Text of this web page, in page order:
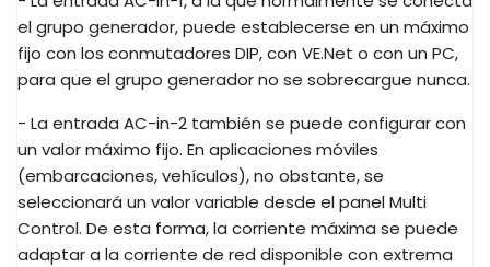
el grupo generador, puede establecerse en un máximo
fijo con los conmutadores DIP, con VE.Net o con un PC,
para que el grupo generador no se sobrecargue nunca.
- La entrada AC-in-2 también se puede configurar con
un valor máximo fijo. En aplicaciones móviles
(embarcaciones, vehículos), no obstante, se
seleccionará un valor variable desde el panel Multi
Control. De esta forma, la corriente máxima se puede
adaptar a la corriente de red disponible con extrema